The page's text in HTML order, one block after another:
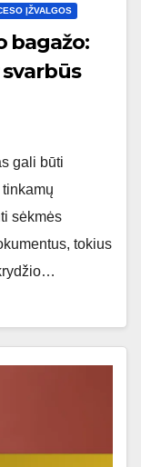
ĮŽVALGOS
bagažo:
gali būti
sėkmės
tokius